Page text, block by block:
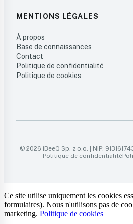
MENTIONS LÉGALES
À propos
Base de connaissances
Contact
Politique de confidentialité
Politique de cookies
© 2026 iBeeQ Sp. z o.o. | NIP:
Politique de confidentialité
Ce site utilise uniquement les cookies
formulaires). Nous n'utilisons pas de
marketing. Politique de cookies